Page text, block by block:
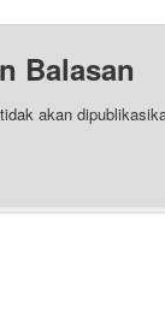
Balasan
akan